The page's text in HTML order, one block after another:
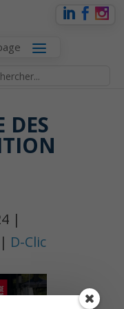
DES
|
| D-Clic